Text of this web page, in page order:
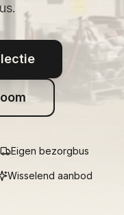
Eigen bezorgbus
Wisselend aanbod